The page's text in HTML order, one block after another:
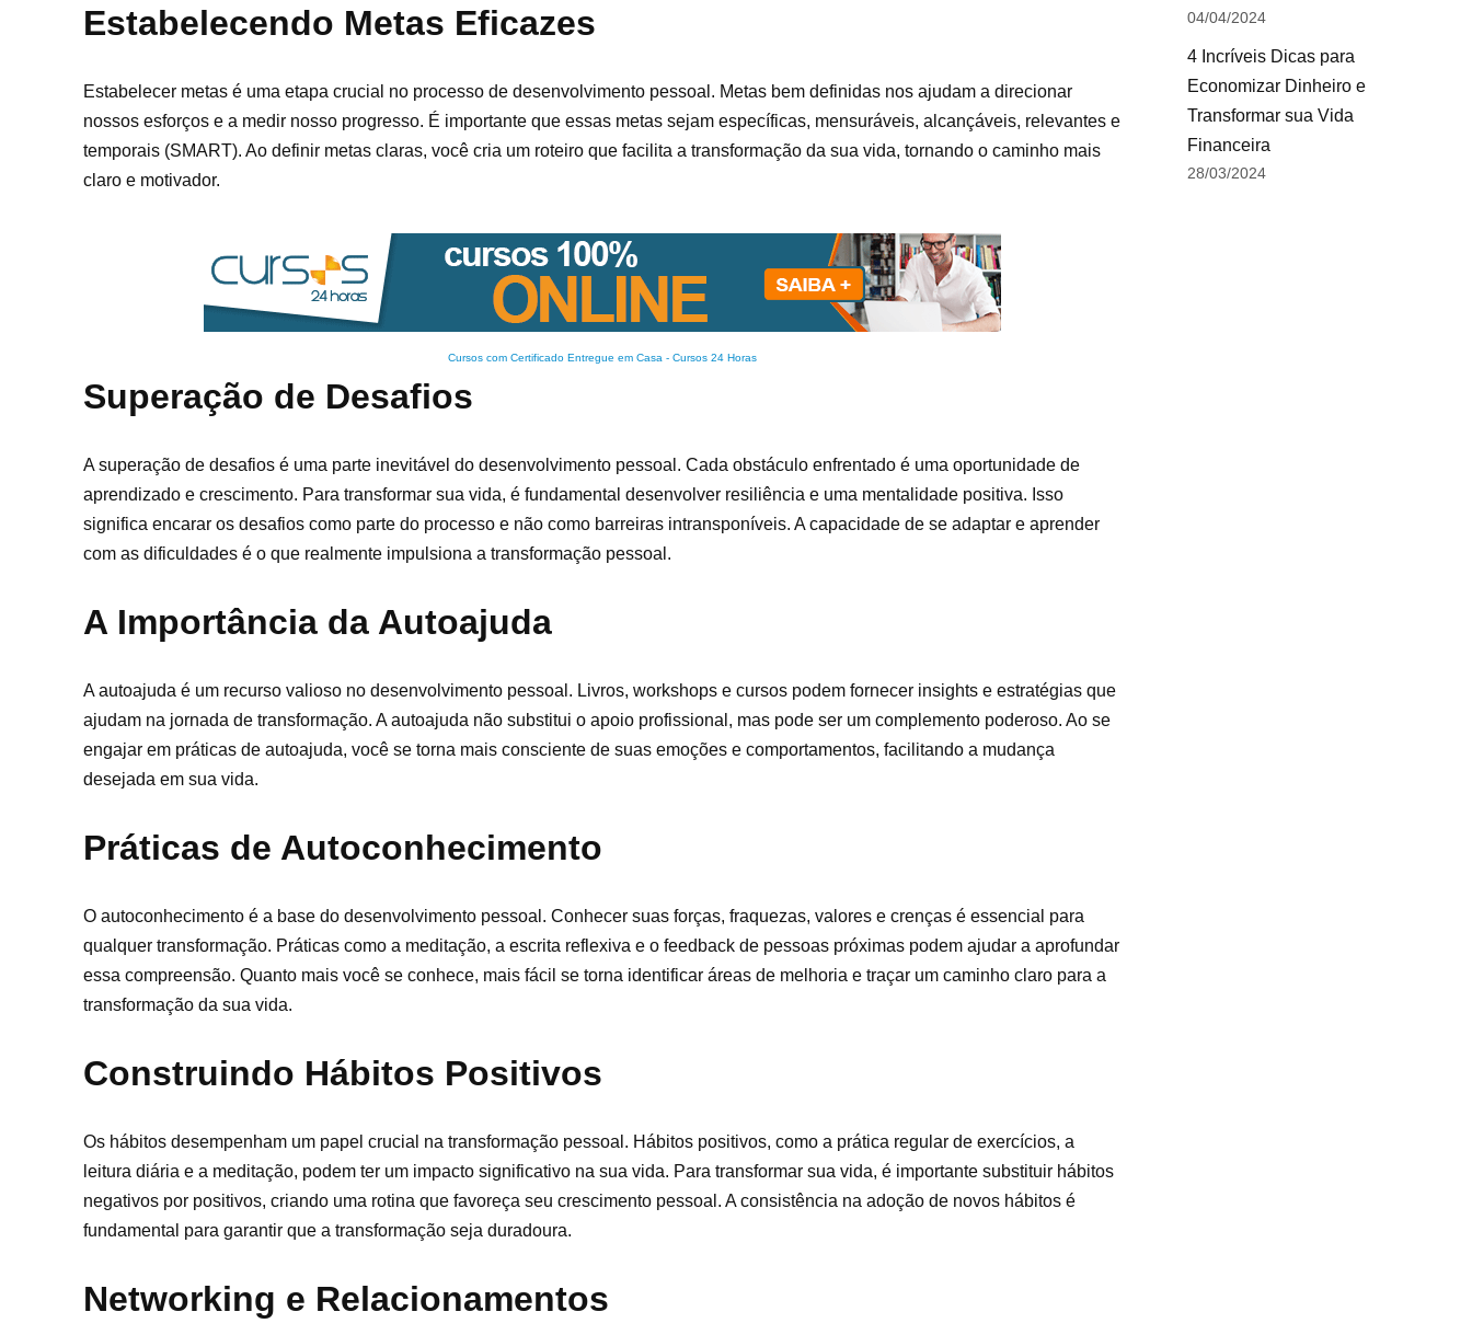
Estabelecendo Metas Eficazes
Estabelecer metas é uma etapa crucial no processo de desenvolvimento pessoal. Metas bem definidas nos ajudam a direcionar
nossos esforços e a medir nosso progresso. É importante que essas metas sejam específicas, mensuráveis, alcançáveis, relevantes e
temporais (SMART). Ao definir metas claras, você cria um roteiro que facilita a transformação da sua vida, tornando o caminho mais
claro e motivador.
Cursos com Certificado Entregue em Casa - Cursos 24 Horas
Superação de Desafios
A superação de desafios é uma parte inevitável do desenvolvimento pessoal. Cada obstáculo enfrentado é uma oportunidade de
aprendizado e crescimento. Para transformar sua vida, é fundamental desenvolver resiliência e uma mentalidade positiva. Isso
significa encarar os desafios como parte do processo e não como barreiras intransponíveis. A capacidade de se adaptar e aprender
com as dificuldades é o que realmente impulsiona a transformação pessoal.
A Importância da Autoajuda
A autoajuda é um recurso valioso no desenvolvimento pessoal. Livros, workshops e cursos podem fornecer insights e estratégias que
ajudam na jornada de transformação. A autoajuda não substitui o apoio profissional, mas pode ser um complemento poderoso. Ao se
engajar em práticas de autoajuda, você se torna mais consciente de suas emoções e comportamentos, facilitando a mudança
desejada em sua vida.
Práticas de Autoconhecimento
O autoconhecimento é a base do desenvolvimento pessoal. Conhecer suas forças, fraquezas, valores e crenças é essencial para
qualquer transformação. Práticas como a meditação, a escrita reflexiva e o feedback de pessoas próximas podem ajudar a aprofundar
essa compreensão. Quanto mais você se conhece, mais fácil se torna identificar áreas de melhoria e traçar um caminho claro para a
transformação da sua vida.
Construindo Hábitos Positivos
Os hábitos desempenham um papel crucial na transformação pessoal. Hábitos positivos, como a prática regular de exercícios, a
leitura diária e a meditação, podem ter um impacto significativo na sua vida. Para transformar sua vida, é importante substituir hábitos
negativos por positivos, criando uma rotina que favoreça seu crescimento pessoal. A consistência na adoção de novos hábitos é
fundamental para garantir que a transformação seja duradoura.
Networking e Relacionamentos
04/04/2024
4 Incríveis Dicas para
Economizar Dinheiro e
Transformar sua Vida
Financeira
28/03/2024